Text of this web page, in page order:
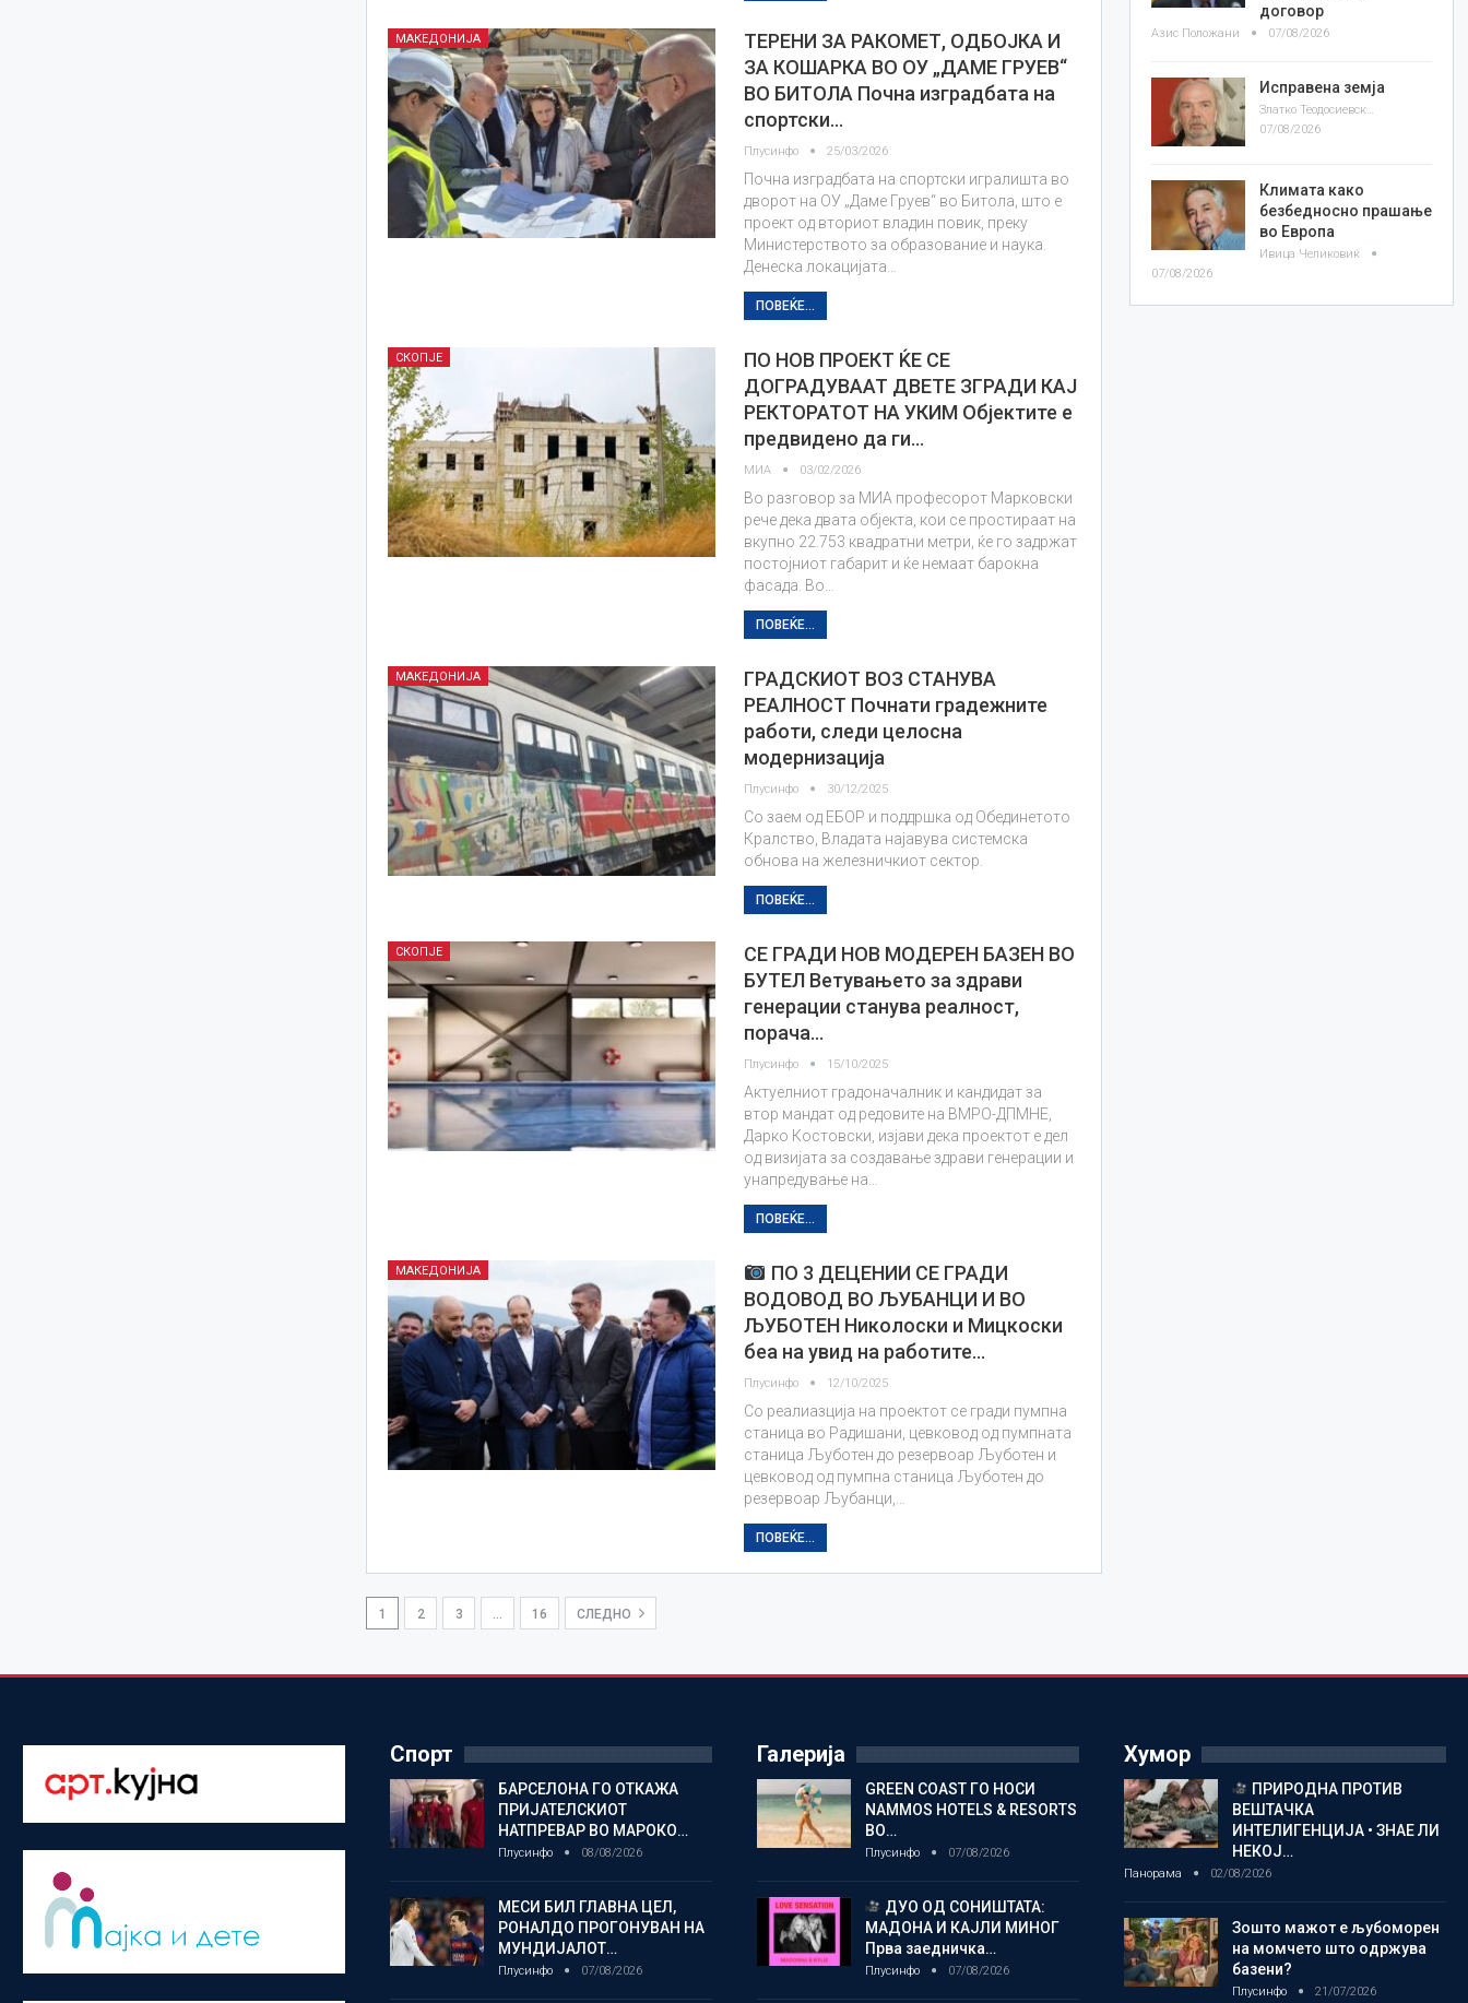
МАКЕДОНИЈА
ТЕРЕНИ ЗА РАКОМЕТ, ОДБОЈКА И
ЗА КОШАРКА ВО ОУ „ДАМЕ ГРУЕВ“
ВО БИТОЛА Почна изградбата на
спортски…
Плусинфо 25/03/2026
Почна изградбата на спортски игралишта во
дворот на ОУ „Даме Груев“ во Битола, што е
проект од вториот владин повик, преку
Министерството за образование и наука.
Денеска локацијата…
ПОВЕЌЕ...
СКОПЈЕ
ПО НОВ ПРОЕКТ ЌЕ СЕ
ДОГРАДУВААТ ДВЕТЕ ЗГРАДИ КАЈ
РЕКТОРАТОТ НА УКИМ Објектите е
предвидено да ги…
МИА 03/02/2026
Во разговор за МИА професорот Марковски
рече дека двата објекта, кои се простираат на
вкупно 22.753 квадратни метри, ќе го задржат
постојниот габарит и ќе немаат барокна
фасада. Во…
ПОВЕЌЕ...
МАКЕДОНИЈА
ГРАДСКИОТ ВОЗ СТАНУВА
РЕАЛНОСТ Почнати градежните
работи, следи целосна
модернизација
Плусинфо 30/12/2025
Со заем од ЕБОР и поддршка од Обединетото
Кралство, Владата најавува системска
обнова на железничкиот сектор.
ПОВЕЌЕ...
СКОПЈЕ
СЕ ГРАДИ НОВ МОДЕРЕН БАЗЕН ВО
БУТЕЛ Ветувањето за здрави
генерации станува реалност,
порача…
Плусинфо 15/10/2025
Актуелниот градоначалник и кандидат за
втор мандат од редовите на ВМРО-ДПМНЕ,
Дарко Костовски, изјави дека проектот е дел
од визијата за создавање здрави генерации и
унапредување на…
ПОВЕЌЕ...
МАКЕДОНИЈА
ПО 3 ДЕЦЕНИИ СЕ ГРАДИ
ВОДОВОД ВО ЉУБАНЦИ И ВО
ЉУБOTЕН Николоски и Мицкоски
беа на увид на работите…
Плусинфо 12/10/2025
Со реалиазција на проектот се гради пумпна
станица во Радишани, цевковод од пумпната
станица Љуботен до резервоар Љуботен и
цевковод од пумпна станица Љуботен до
резервоар Љубанци,…
ПОВЕЌЕ...
1 2 3 … 16 СЛЕДНО
договор
Азис Положани 07/08/2026
Исправена земја
Златко Теодосиевски
07/08/2026
Климата како
безбедносно прашање
во Европа
Ивица Челиковиќ
07/08/2026
Спорт
БАРСЕЛОНА ГО ОТКАЖА
ПРИЈАТЕЛСКИОТ
НАТПРЕВАР ВО МАРОКО…
Плусинфо 08/08/2026
МЕСИ БИЛ ГЛАВНА ЦЕЛ,
РОНАЛДО ПРОГОНУВАН НА
МУНДИЈАЛОТ…
Плусинфо 07/08/2026
Галерија
GREEN COAST ГО НОСИ
NAMMOS HOTELS & RESORTS
ВО…
Плусинфо 07/08/2026
ДУО ОД СОНИШТАТА:
МАДОНА И КАЈЛИ МИНОГ
Прва заедничка…
Плусинфо 07/08/2026
Хумор
ПРИРОДНА ПРОТИВ
ВЕШТАЧКА
ИНТЕЛИГЕНЦИЈА • ЗНАЕ ЛИ
НЕКОЈ…
Панорама 02/08/2026
Зошто мажот е љубоморен
на момчето што одржува
базени?
Плусинфо 21/07/2026